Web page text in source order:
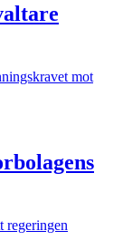
mot
regeringen